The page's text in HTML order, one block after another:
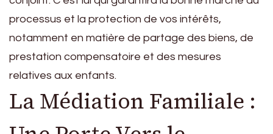
processus et la protection de vos intérêts,
notamment en matière de partage des biens, de
prestation compensatoire et des mesures
relatives aux enfants.
La Médiation Familiale :